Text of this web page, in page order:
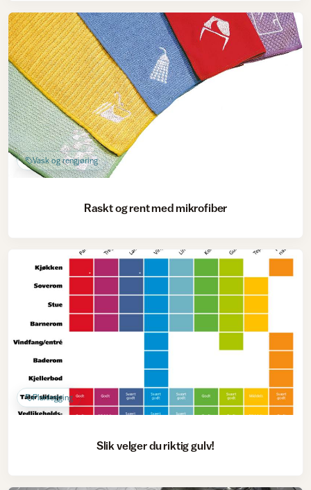
Vask og rengjøring
Raskt og rent med mikrofiber
Planlegging
Slik velger du riktig gulv!